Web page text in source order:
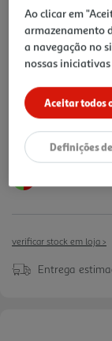
rápido, grelha
facilidade e
grelhador é
de forma
limpar e perfeito
ideal para até 4
fabricado em
-10%
Price reduced
49,99 €to
44,99 €
Promoção:de 31/7/2026 a 31/8/
verificar stock em loja >
Entrega
Ao clicar em
armazenamento
a navegação no
nossas
Aceitar todos
Definições